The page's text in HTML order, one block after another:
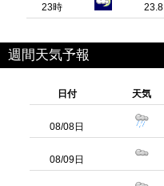
23時 23.8
週間天気予報
日付 天気
08/08日
08/09日